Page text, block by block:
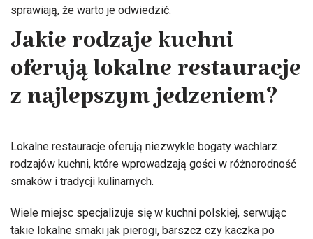
sprawiają, że warto je odwiedzić.
Jakie rodzaje kuchni
oferują lokalne restauracje
z najlepszym jedzeniem?
Lokalne restauracje oferują niezwykle bogaty wachlarz
rodzajów kuchni, które wprowadzają gości w różnorodność
smaków i tradycji kulinarnych.
Wiele miejsc specjalizuje się w kuchni polskiej, serwując
takie lokalne smaki jak pierogi, barszcz czy kaczka po